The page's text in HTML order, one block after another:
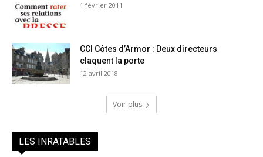
1 février 2011
CCI Côtes d’Armor : Deux directeurs
claquent la porte
12 avril 2018
Voir plus
LES INRATABLES